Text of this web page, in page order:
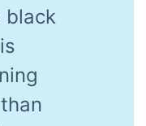
black